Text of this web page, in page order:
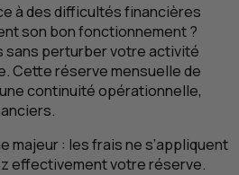
à des difficultés financières
son bon fonctionnement ?
sans perturber votre activité
Cette réserve mensuelle de
continuité opérationnelle,
majeur : les frais ne s’appliquent
effectivement votre réserve.